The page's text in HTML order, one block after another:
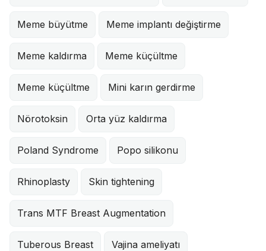
Meme büyütme Meme implantı değiştirme
Meme kaldırma Meme küçültme
Meme küçültme Mini karın gerdirme
Nörotoksin Orta yüz kaldırma
Poland Syndrome Popo silikonu
Rhinoplasty Skin tightening
Trans MTF Breast Augmentation
Tuberous Breast Vajina ameliyatı